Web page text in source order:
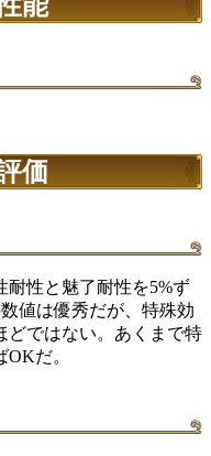
価
耐性と魅了耐性を5%ず
値は優秀だが、特殊効
どではない。あくまで特
だ。